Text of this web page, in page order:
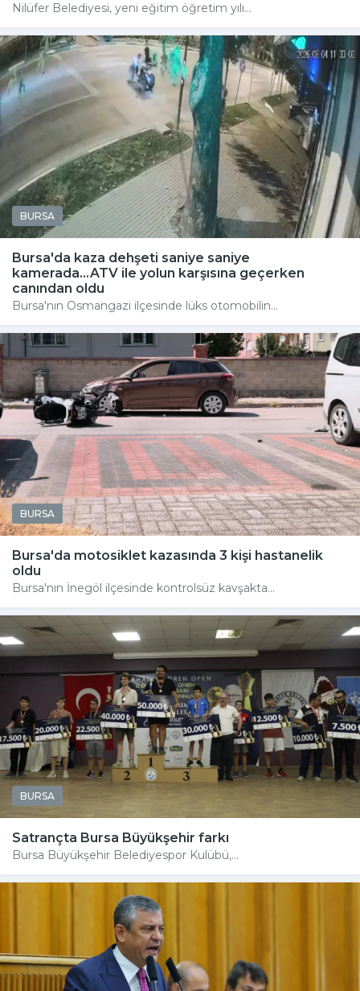
Nilüfer Belediyesi, yeni eğitim öğretim yılı...
BURSA
Bursa'da kaza dehşeti saniye saniye
kamerada...ATV ile yolun karşısına geçerken
canından oldu
Bursa'nın Osmangazi ilçesinde lüks otomobilin...
BURSA
Bursa'da motosiklet kazasında 3 kişi hastanelik
oldu
Bursa'nın İnegöl ilçesinde kontrolsüz kavşakta...
BURSA
Satrançta Bursa Büyükşehir farkı
Bursa Büyükşehir Belediyespor Kulübü,...